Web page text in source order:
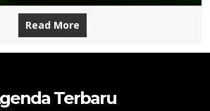
Read More
Terbaru